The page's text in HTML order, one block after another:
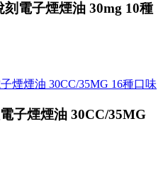
電子煙煙油 30mg 10種
子煙煙油 30CC/35MG